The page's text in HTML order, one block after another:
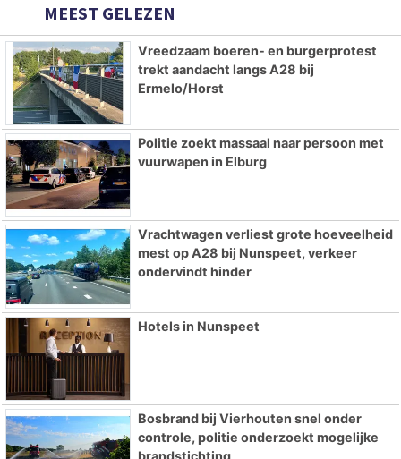
MEEST GELEZEN
Vreedzaam boeren- en burgerprotest
trekt aandacht langs A28 bij
Ermelo/Horst
Politie zoekt massaal naar persoon met
vuurwapen in Elburg
Vrachtwagen verliest grote hoeveelheid
mest op A28 bij Nunspeet, verkeer
ondervindt hinder
Hotels in Nunspeet
Bosbrand bij Vierhouten snel onder
controle, politie onderzoekt mogelijke